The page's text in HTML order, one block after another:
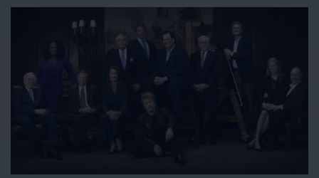
dimensão que, comparativamente, faria a crise da
COVID-19 parecer um “pequeno distúrbio”. Quem o diz
é o chefe do Fórum Económico Mundial (WEF na sigla
inglesa), Klaus Schwab, ardente defensor do
aproveitamento destas convulsões como “janelas de
oportunidade” para proceder ao “novo reinício”, o Great